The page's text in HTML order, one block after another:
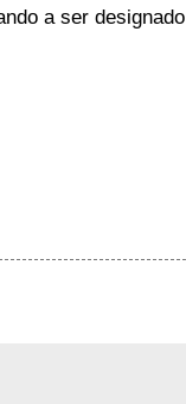
a ser designado